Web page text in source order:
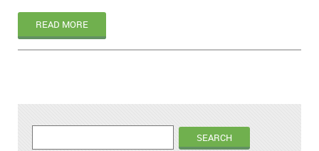
READ MORE